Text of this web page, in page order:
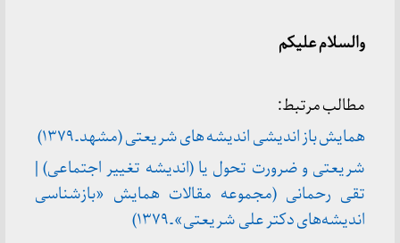
والسلام علیکم
مطالب مرتبط:
همایش باز اندیشی اندیشه های شریعتی (مشهد ـ ۱۳۷۹)
شریعتی و ضرورت تحول یا (اندیشه تغییر اجتماعی) |
تقی رحمانی (مجموعه مقالات همایش «بازشناسی
اندیشه‌های دکتر علی شریعتی» ـ ۱۳۷۹)